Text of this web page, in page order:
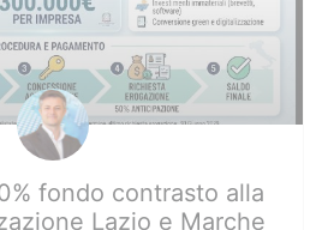
fondo contrasto alla
Lazio e Marche